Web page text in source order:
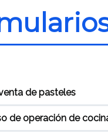
de pasteles
de operación de